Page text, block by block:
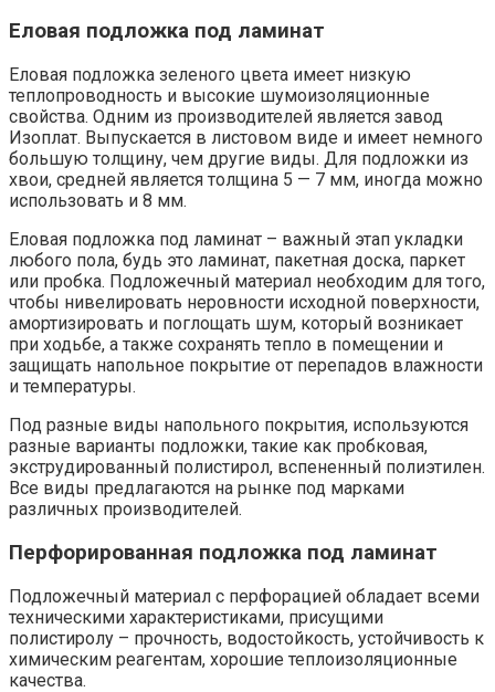
Еловая подложка под ламинат
Еловая подложка зеленого цвета имеет низкую
теплопроводность и высокие шумоизоляционные
свойства. Одним из производителей является завод
Изоплат. Выпускается в листовом виде и имеет немного
большую толщину, чем другие виды. Для подложки из
хвои, средней является толщина 5 — 7 мм, иногда можно
использовать и 8 мм.
Еловая подложка под ламинат – важный этап укладки
любого пола, будь это ламинат, пакетная доска, паркет
или пробка. Подложечный материал необходим для того,
чтобы нивелировать неровности исходной поверхности,
амортизировать и поглощать шум, который возникает
при ходьбе, а также сохранять тепло в помещении и
защищать напольное покрытие от перепадов влажности
и температуры.
Под разные виды напольного покрытия, используются
разные варианты подложки, такие как пробковая,
экструдированный полистирол, вспененный полиэтилен.
Все виды предлагаются на рынке под марками
различных производителей.
Перфорированная подложка под ламинат
Подложечный материал с перфорацией обладает всеми
техническими характеристиками, присущими
полистиролу – прочность, водостойкость, устойчивость к
химическим реагентам, хорошие теплоизоляционные
качества.